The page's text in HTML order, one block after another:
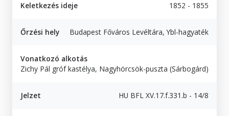
Keletkezés ideje 1852 - 1855
Őrzési hely Budapest Főváros Levéltára, Ybl-hagyaték
Vonatkozó alkotás
Zichy Pál gróf kastélya, Nagyhörcsök-puszta (Sárbogárd)
Jelzet HU BFL XV.17.f.331.b - 14/8